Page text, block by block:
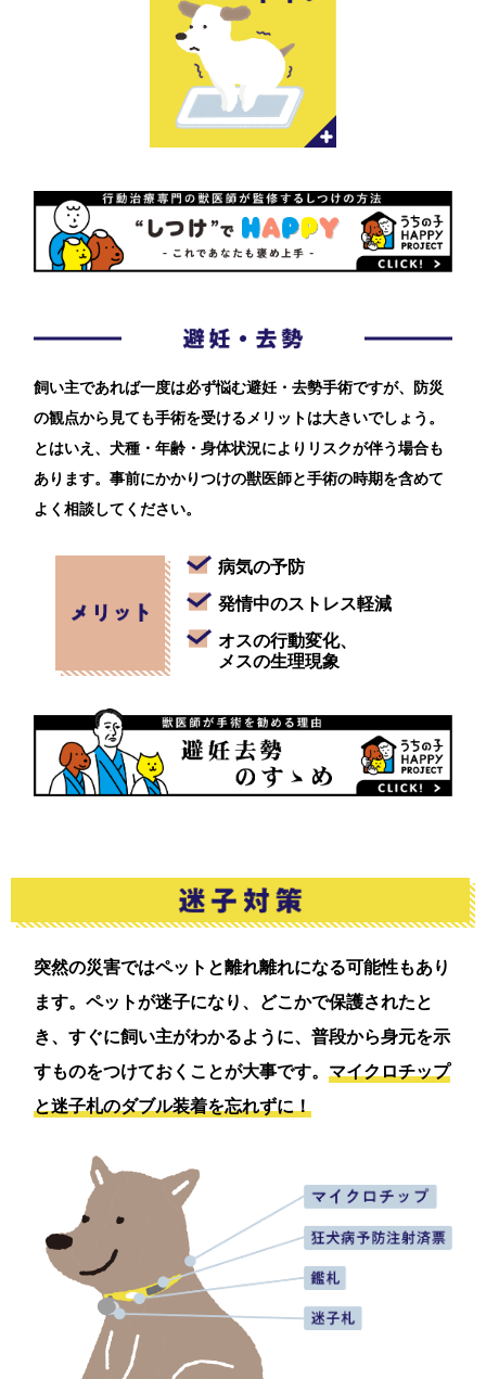
飼い主であれば一度は必ず悩む避妊・去勢手術ですが、防災
の観点から見ても手術を受けるメリットは大きいでしょう。
とはいえ、犬種・年齢・身体状況によりリスクが伴う場合も
あります。事前にかかりつけの獣医師と手術の時期を含めて
よく相談してください。
病気の予防
発情中のストレス軽減
オスの行動変化、
メスの生理現象
突然の災害ではペットと離れ離れになる可能性もあり
ます。ペットが迷子になり、どこかで保護されたと
き、すぐに飼い主がわかるように、普段から身元を示
すものをつけておくことが大事です。マイクロチップ
と迷子札のダブル装着を忘れずに！